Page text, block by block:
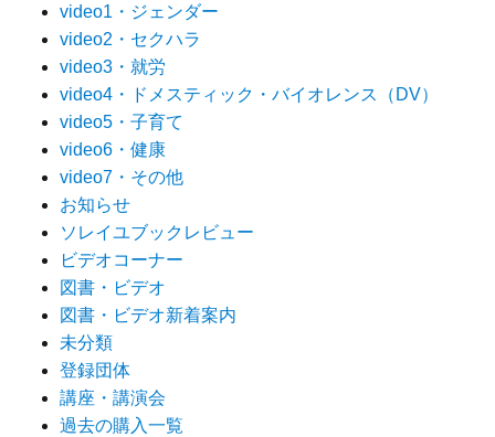
video1・ジェンダー
video2・セクハラ
video3・就労
video4・ドメスティック・バイオレンス（DV）
video5・子育て
video6・健康
video7・その他
お知らせ
ソレイユブックレビュー
ビデオコーナー
図書・ビデオ
図書・ビデオ新着案内
未分類
登録団体
講座・講演会
過去の購入一覧